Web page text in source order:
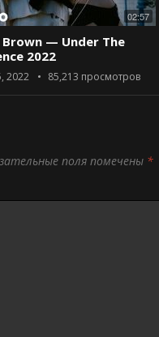
02:57
Brown — Under The
2022
2022 85,213 просмотров
поля помечены *